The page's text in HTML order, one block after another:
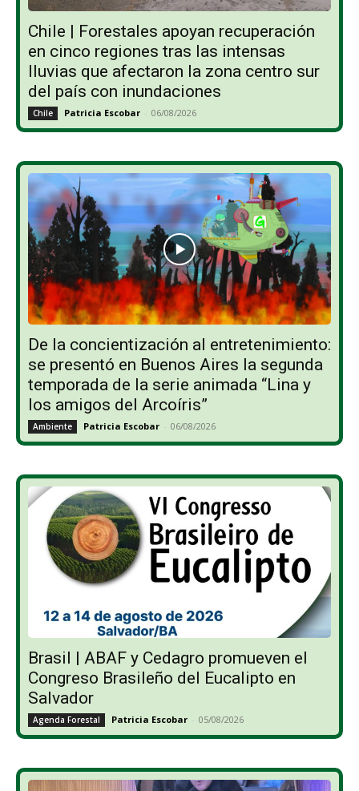
Chile | Forestales apoyan recuperación
en cinco regiones tras las intensas
lluvias que afectaron la zona centro sur
del país con inundaciones
Chile Patricia Escobar - 06/08/2026
De la concientización al entretenimiento:
se presentó en Buenos Aires la segunda
temporada de la serie animada “Lina y
los amigos del Arcoíris”
Ambiente Patricia Escobar - 06/08/2026
Brasil | ABAF y Cedagro promueven el
Congreso Brasileño del Eucalipto en
Salvador
Agenda Forestal Patricia Escobar - 05/08/2026